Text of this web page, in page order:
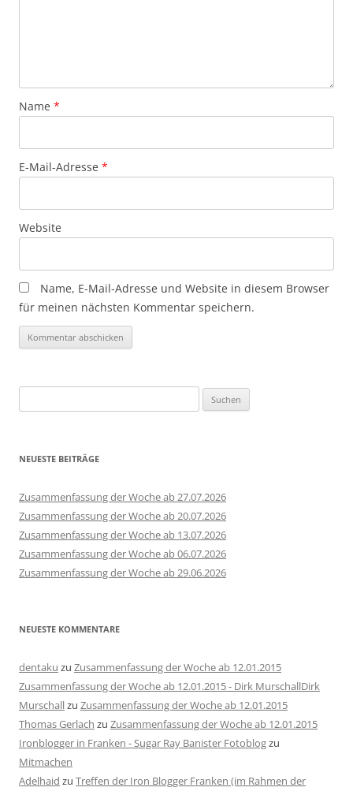
Name *
E-Mail-Adresse *
Website
Name, E-Mail-Adresse und Website in diesem Browser
für meinen nächsten Kommentar speichern.
nach:
NEUESTE BEITRÄGE
Zusammenfassung der Woche ab 27.07.2026
Zusammenfassung der Woche ab 20.07.2026
Zusammenfassung der Woche ab 13.07.2026
Zusammenfassung der Woche ab 06.07.2026
Zusammenfassung der Woche ab 29.06.2026
NEUESTE KOMMENTARE
dentaku zu Zusammenfassung der Woche ab 12.01.2015
Zusammenfassung der Woche ab 12.01.2015 - Dirk MurschallDirk
Murschallzu Zusammenfassung der Woche ab 12.01.2015
Thomas Gerlach zu Zusammenfassung der Woche ab 12.01.2015
Ironblogger in Franken - Sugar Ray Banister Fotoblogzu
Mitmachen
Adelhaid zu Treffen der Iron Blogger Franken (im Rahmen der